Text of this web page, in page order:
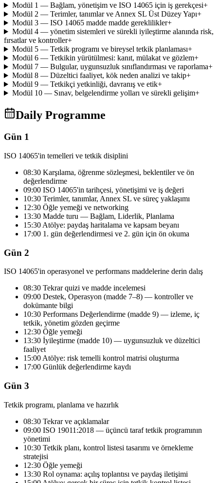
Modül 1 — Bağlam, yönetişim ve ISO 14065 için iş gerekçesi+
Modül 2 — Terimler, tanımlar ve Annex SL Üst Düzey Yapı+
Modül 3 — ISO 14065 madde madde gereklilikler+
Modül 4 — yönetim sistemleri ve sürekli iyileştirme alanında risk,
fırsatlar ve kontroller+
Modül 5 — Tetkik programı ve bireysel tetkik planlaması+
Modül 6 — Tetkikin yürütülmesi: kanıt, mülakat ve gözlem+
Modül 7 — Bulgular, uygunsuzluk sınıflandırması ve raporlama+
Modül 8 — Düzeltici faaliyet, kök neden analizi ve takip+
Modül 9 — Tetkikçi yetkinliği, davranış ve etik+
Modül 10 — Sınav, belgelendirme yolları ve sürekli gelişim+
Daily Programme
Gün 1
ISO 14065'in temelleri ve tetkik disiplini
08:30 Karşılama, öğrenme sözleşmesi, beklentiler ve ön
değerlendirme
09:00 ISO 14065'in tarihçesi, yönetişimi ve iş değeri
10:30 Terimler, tanımlar, Annex SL ve süreç yaklaşımı
12:30 Öğle yemeği ve networking
13:30 Madde turu — Bağlam, Liderlik, Planlama
15:30 Atölye: paydaş haritalama ve kapsam beyanı
17:00 1. gün değerlendirmesi ve 2. gün için ön okuma
Gün 2
ISO 14065'in operasyonel ve performans maddelerine derin dalış
08:30 Tekrar quizi ve madde incelemesi
09:00 Destek, Operasyon (madde 7–8) — kontroller ve
dokümante bilgi
10:30 Performans Değerlendirme (madde 9) — izleme, iç
tetkik, yönetim gözden geçirme
12:30 Öğle yemeği
13:30 İyileştirme (madde 10) — uygunsuzluk ve düzeltici
faaliyet
15:00 Atölye: risk temelli kontrol matrisi oluşturma
17:00 Günlük değerlendirme kaydı
Gün 3
Tetkik programı, planlama ve hazırlık
08:30 Tekrar ve açıklamalar
09:00 ISO 19011:2018 — üçüncü taraf tetkik programının
yönetimi
10:30 Tetkik planı, kontrol listesi tasarımı ve örnekleme
stratejisi
12:30 Öğle yemeği
13:30 Rol oynama: açılış toplantısı ve paydaş iletişimi